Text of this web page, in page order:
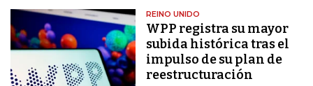
REINO UNIDO
WPP registra su mayor
subida histórica tras el
impulso de su plan de
reestructuración